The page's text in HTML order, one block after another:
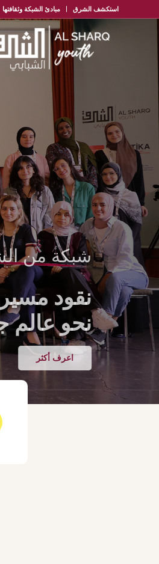
استكشف الشرق مبادئ الشبكة وثقافتها
شبكة من
نقود
نحو عالم
اعرف أكثر